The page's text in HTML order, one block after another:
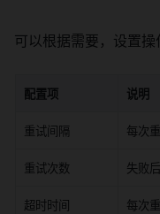
可以根据需要，设置操
配置项 说明
重试间隔 每次
重试次数 失败
超时时间 每次